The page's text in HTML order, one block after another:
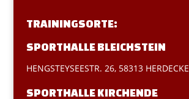
TRAININGSORTE:
SPORTHALLE BLEICHSTEIN
HENGSTEYSEESTR. 26, 58313 HERDECKE
SPORTHALLE KIRCHENDE